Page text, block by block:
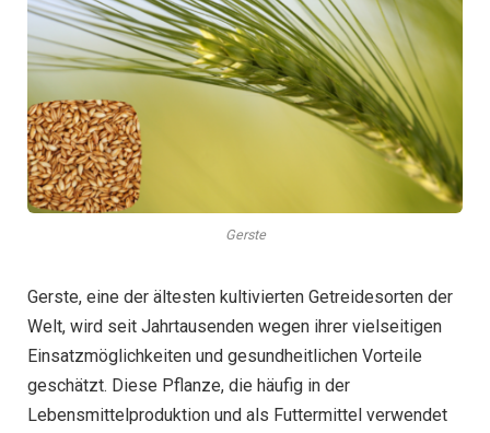
Gerste
Gerste, eine der ältesten kultivierten Getreidesorten der
Welt, wird seit Jahrtausenden wegen ihrer vielseitigen
Einsatzmöglichkeiten und gesundheitlichen Vorteile
geschätzt. Diese Pflanze, die häufig in der
Lebensmittelproduktion und als Futtermittel verwendet